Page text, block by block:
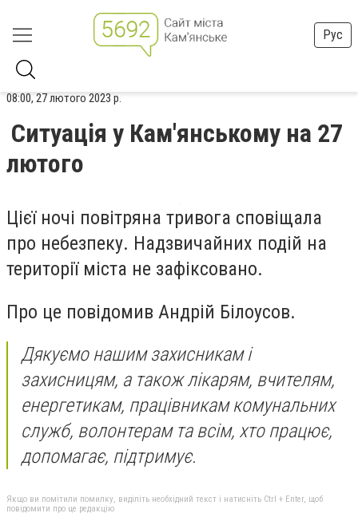
Рус
08:00, 27 лютого 2023 р.
Ситуація у Кам'янському на 27
лютого
Цієї ночі повітряна тривога сповіщала
про небезпеку. Надзвичайних подій на
території міста не зафіксовано.
Про це повідомив Андрій Білоусов.
Дякуємо нашим захисникам і
захисницям, а також лікарям, вчителям,
енергетикам, працівникам комунальних
служб, волонтерам та всім, хто працює,
допомагає, підтримує.
Якщо ви помітили помилку, виділіть необхідний текст і натисніть Ctrl + Enter, щоб
повідомити про це редакцію